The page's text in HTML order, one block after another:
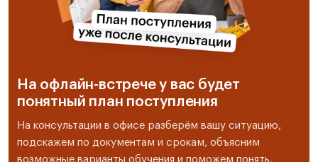
На офлайн-встрече у вас будет
понятный план поступления
На консультации в офисе разберём вашу ситуацию,
подскажем по документам и срокам, объясним
возможные варианты обучения и поможем понять,